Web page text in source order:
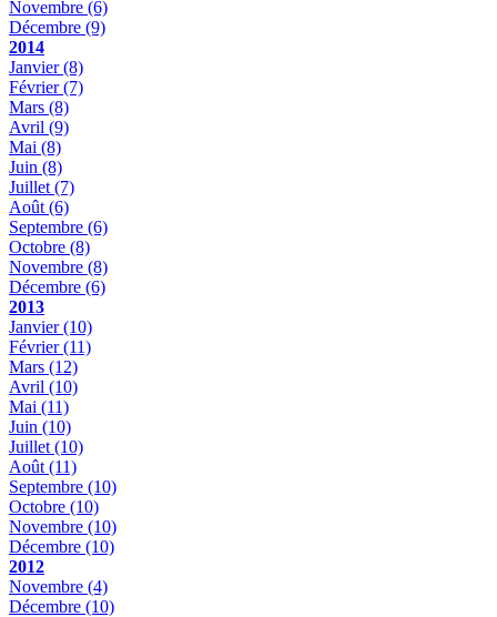
Novembre (6)
Décembre (9)
2014
Janvier(8)
Février(7)
Mars (8)
Avril (9)
Mai (8)
Juin (8)
Juillet (7)
Août (6)
Septembre (6)
Octobre (8)
Novembre (8)
Décembre (6)
2013
Janvier(10)
Février(11)
Mars (12)
Avril (10)
Mai (11)
Juin (10)
Juillet (10)
Août (11)
Septembre (10)
Octobre (10)
Novembre (10)
Décembre (10)
2012
Novembre (4)
Décembre (10)